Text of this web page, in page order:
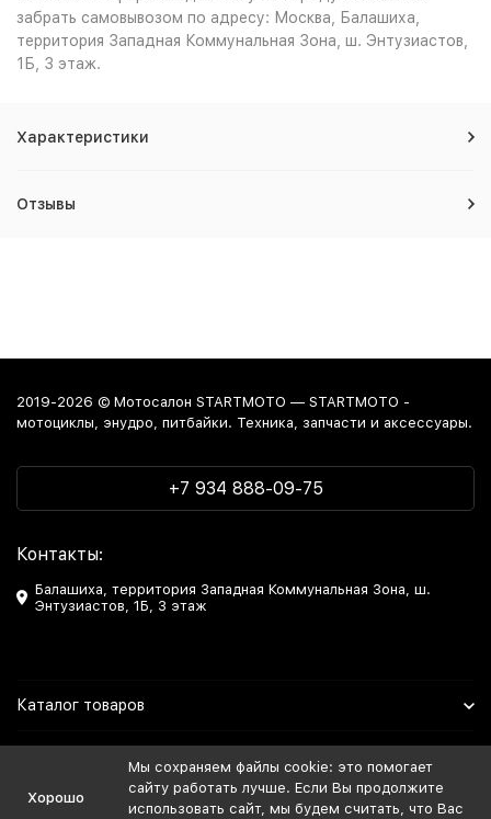
забрать самовывозом по адресу: Москва, Балашиха,
территория Западная Коммунальная Зона, ш. Энтузиастов,
1Б, 3 этаж.
Характеристики
Отзывы
2019-2026 © Мотосалон STARTMOTO — STARTMOTO -
мотоциклы, энудро, питбайки. Техника, запчасти и аксессуары.
+7 934 888-09-75
Контакты:
Балашиха, территория Западная Коммунальная Зона, ш.
Энтузиастов, 1Б, 3 этаж
Каталог товаров
Мы в Соцсетях
Хорошо
Мы сохраняем файлы cookie: это помогает
сайту работать лучше. Если Вы продолжите
использовать сайт, мы будем считать, что Вас